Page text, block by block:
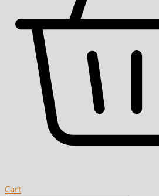
Cart